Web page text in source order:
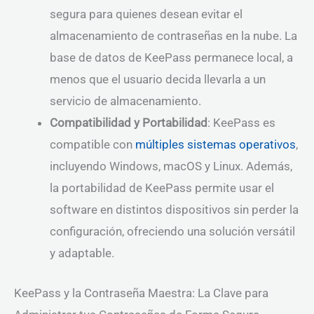
segura para quienes desean evitar el
almacenamiento de contraseñas en la nube. La
base de datos de KeePass permanece local, a
menos que el usuario decida llevarla a un
servicio de almacenamiento.
Compatibilidad y Portabilidad : KeePass es
compatible con múltiples sistemas operativos,
incluyendo Windows, macOS y Linux. Además,
la portabilidad de KeePass permite usar el
software en distintos dispositivos sin perder la
configuración, ofreciendo una solución versátil
y adaptable.
KeePass y la Contraseña Maestra: La Clave para